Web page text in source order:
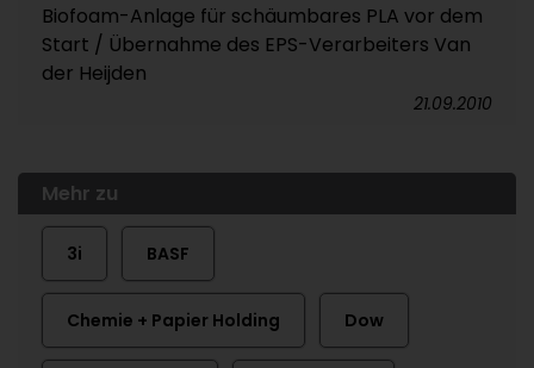
Biofoam-Anlage für schäumbares PLA vor dem
Start / Übernahme des EPS-Verarbeiters Van
der Heijden
21.09.2010
Mehr zu
3i BASF
Chemie + Papier Holding Dow